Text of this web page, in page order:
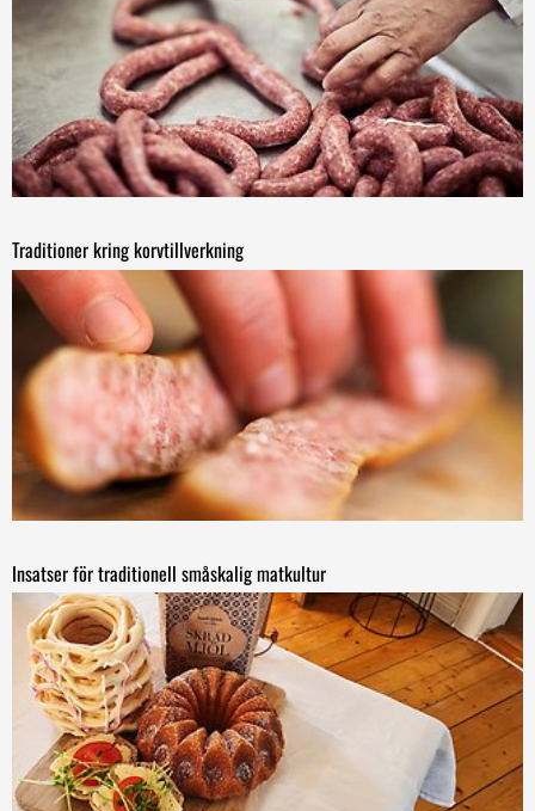
Traditioner kring korvtillverkning
Insatser för traditionell småskalig matkultur